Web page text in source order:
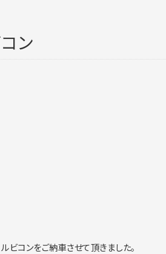
ン
コンをご納車させて頂きました。